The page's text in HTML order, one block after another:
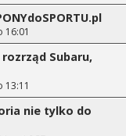
16:01
Subaru,
13:11
nie tylko do